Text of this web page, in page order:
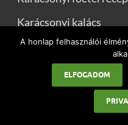
Karácsonyi kalács
Karácsonyi saláta
Karácsonyi
Karácsonyi idézetek
A honlap felhasználói
ELFOGADOM